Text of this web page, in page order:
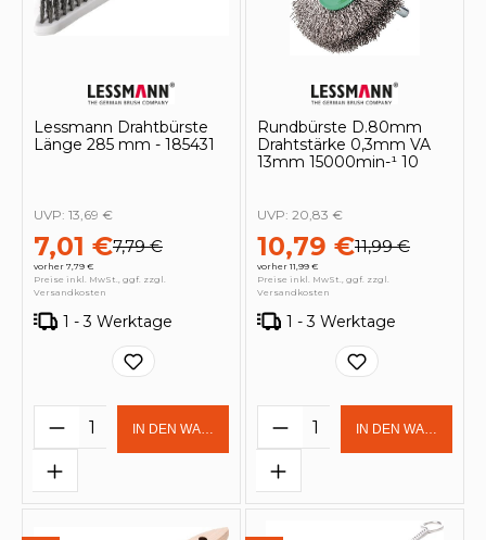
Lessmann Drahtbürste
Länge 285 mm - 185431
7,01 €7,79 €
vorher 7,79 €
UVP: 13,69 €
Preise inkl. MwSt., ggf. zzgl.
Versandkosten
1 - 3 Werktage
Produkt Anzahl: Gib den
IN DEN WARENKORB
Rundbürste D.80mm
Drahtstärke 0,3mm VA
13mm 15000min-¹ 10
10,79 €11,99 €
vorher 11,99 €
UVP: 20,83 €
Preise inkl. MwSt., ggf. zzgl.
Versandkosten
1 - 3 Werktage
Produkt Anzahl:
IN DEN